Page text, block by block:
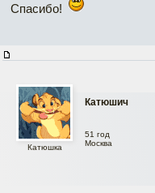
Спасибо!
Катюшич
Катюшка
51 год
Москва